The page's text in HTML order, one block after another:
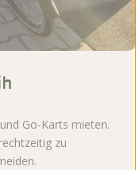
Go-Karts mieten.
zu